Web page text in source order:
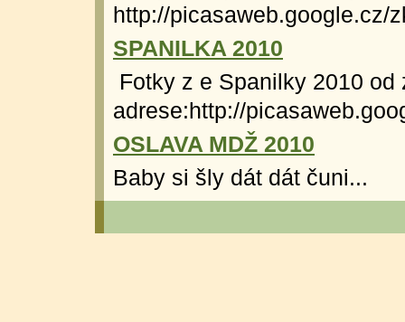
http://picasaweb.google.cz/
SPANILKA 2010
Fotky z e Spanilky 2010 od
adrese:http://
OSLAVA MDŽ 2010
Baby si šly dát dát čuni...